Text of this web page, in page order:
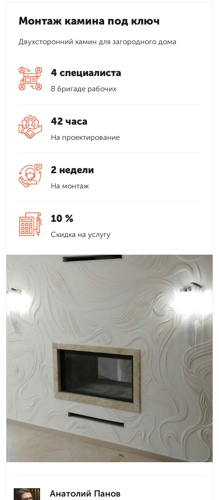
Монтаж камина под ключ
Двухсторонний камин для загородного дома
4 специалиста
В бригаде рабочих
42 часа
На проектирование
2 недели
На монтаж
10 %
Скидка на услугу
Анатолий Панов